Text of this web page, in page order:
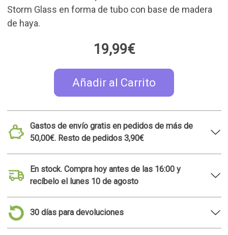
30 días para devoluciones
Tienda de Madrid Malasaña. Consulta la
disponibilidad de este producto
Ideas de regalo relacionadas